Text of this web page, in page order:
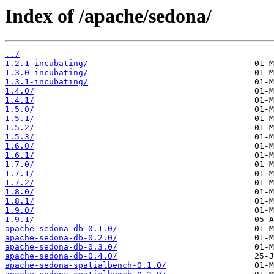
Index of /apache/sedona/
../
1.2.1-incubating/
1.3.0-incubating/
1.3.1-incubating/
1.4.0/
1.4.1/
1.5.0/
1.5.1/
1.5.2/
1.5.3/
1.6.0/
1.6.1/
1.7.0/
1.7.1/
1.7.2/
1.8.0/
1.8.1/
1.9.0/
1.9.1/
apache-sedona-db-0.1.0/
apache-sedona-db-0.2.0/
apache-sedona-db-0.3.0/
apache-sedona-db-0.4.0/
apache-sedona-spatialbench-0.1.0/